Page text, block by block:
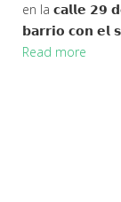
en la 𝗰𝗮𝗹𝗹𝗲 𝟮𝟵
𝗯𝗮𝗿𝗿𝗶𝗼 𝗰𝗼𝗻 𝗲𝗹
Read more